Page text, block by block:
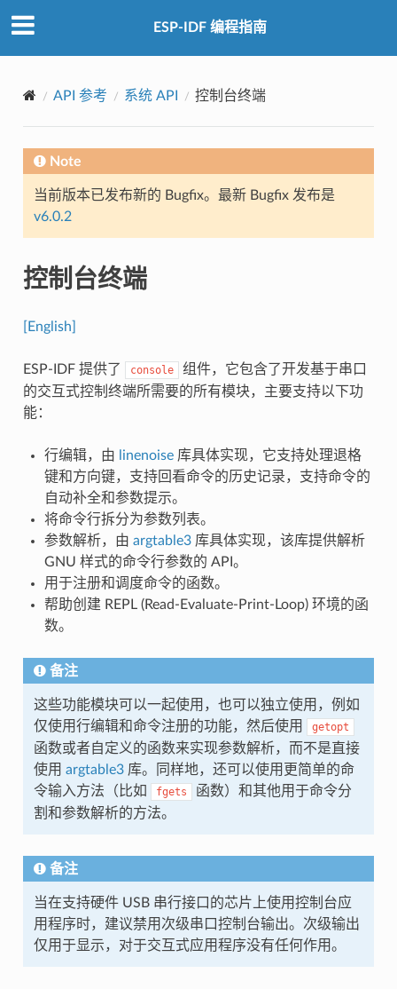
ESP-IDF 编程指南
API 参考 系统 API 控制台终端
Note
当前版本已发布新的 Bugfix。最新 Bugfix 发布是
v6.0.2
控制台终端
[English]
ESP-IDF 提供了 console
组件，它包含了开发基于串口
的交互式控制终端所需要的所有模块，主要支持以下功
能：
行编辑，由 linenoise库具体实现，它支持处理退格
键和方向键，支持回看命令的历史记录，支持命令的
自动补全和参数提示。
将命令行拆分为参数列表。
参数解析，由 argtable3库具体实现，该库提供解析
GNU 样式的命令行参数的 API。
用于注册和调度命令的函数。
帮助创建 REPL (Read-Evaluate-Print-Loop) 环境的函
数。
备注
这些功能模块可以一起使用，也可以独立使用，例如
仅使用行编辑和命令注册的功能，然后使用
getopt
函数或者自定义的函数来实现参数解析，而不是直接
使用 argtable3库。同样地，还可以使用更简单的命
令输入方法（比如
fgets
函数）和其他用于命令分
割和参数解析的方法。
备注
当在支持硬件 USB 串行接口的芯片上使用控制台应
用程序时，建议禁用次级串口控制台输出。次级输出
仅用于显示，对于交互式应用程序没有任何作用。